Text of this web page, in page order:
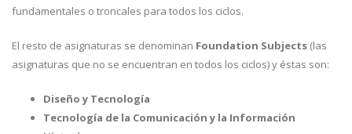
fundamentales o troncales para todos los ciclos.
El resto de asignaturas se denominan Foundation Subjects (las
asignaturas que no se encuentran en todos los ciclos) y éstas son:
Diseño y Tecnología
Tecnología de la Comunicación y la Información